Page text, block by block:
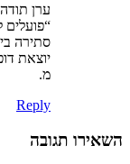
ערן
“פועלים
סתירה
יוצאת
מ.
Reply
השאירו תגובה